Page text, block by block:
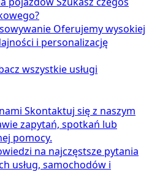
Oferujemy wysokiej
i personalizację
wszystkie usługi
Skontaktuj się z naszym
zapytań, spotkań lub
pomocy.
na najczęstsze pytania
usług, samochodów i